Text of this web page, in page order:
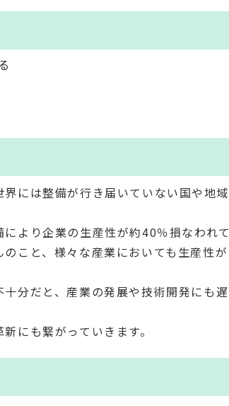
には整備が行き届いていない国や地域
より企業の生産性が約40％損なわれて
こと、様々な産業においても生産性が
分だと、産業の発展や技術開発にも遅
にも繋がっていきます。